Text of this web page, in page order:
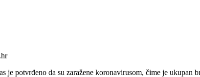
je potvrđeno da su zaražene koronavirusom, čime je